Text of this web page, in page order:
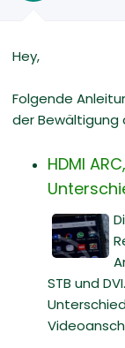
Hey,
Folgende
der Bewältigung
HDMI
STB und